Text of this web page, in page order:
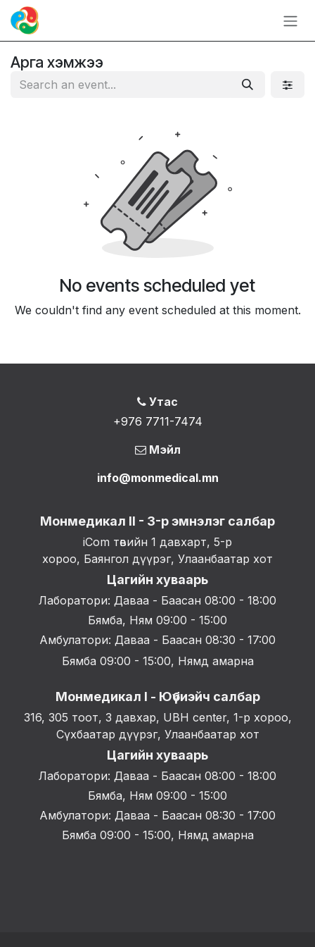
Skip to Content
Арга хэмжээ
No events scheduled yet
We couldn't find any event scheduled at this moment.
Утас
+976 7711-7474
Мэйл
info@monmedical.mn
Монмедикал II - 3-р эмнэлэг салбар
iCom төвийн 1 давхарт, 5-р
хороо, Баянгол дүүрэг, Улаанбаатар хот
Цагийн хуваарь
Лаборатори: Даваа - Баасан 08:00 - 18:00
Бямба, Ням 09:00 - 15:00
Амбулатори: Даваа - Баасан 08:30 - 17:00
Бямба 09:00 - 15:00, Нямд амарна
Монмедикал I - Юүбиэйч салбар
316, 305 тоот, 3 давхар, UBH center, 1-р хороо,
Сүхбаатар дүүрэг, Улаанбаатар хот
Цагийн хуваарь
Лаборатори: Даваа - Баасан 08:00 - 18:00
Бямба, Ням 09:00 - 15:00
Амбулатори: Даваа - Баасан 08:30 - 17:00
Бямба 09:00 - 15:00, Нямд амарна